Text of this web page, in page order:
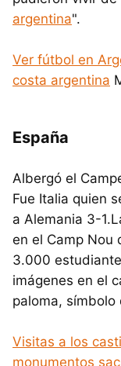
argentina".
Ver fútbol en
costa argentina
España
Albergó el
Fue Italia quien
a Alemania 3-
en el Camp Nou
3.000
imágenes en el
paloma, símbolo
Visitas a los
monumentos